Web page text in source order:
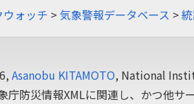
ォッチ >気象警報データベース >
Asanobu KITAMOTO, National
庁防災情報XMLに関連し、かつ他サ